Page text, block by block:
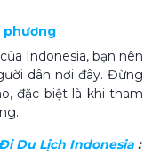
phương
Indonesia, bạn nên
dân nơi đây. Đừng
đặc biệt là khi tham
Du Lịch Indonesia​ :